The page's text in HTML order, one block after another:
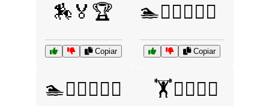
🏇🏅🏆
Copiar
🏊🏊‍♂️🏊‍♀️🌊
Copiar
🏊🏊‍♂️🏊‍♀️🏅 🏋️🏋️‍♀️🏋️‍♂️